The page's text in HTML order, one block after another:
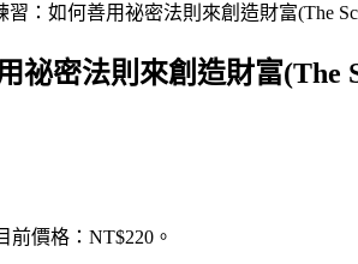
習：如何善用祕密法則來創造財富(The
祕密法則來創造財富(The
前價格：NT$220。